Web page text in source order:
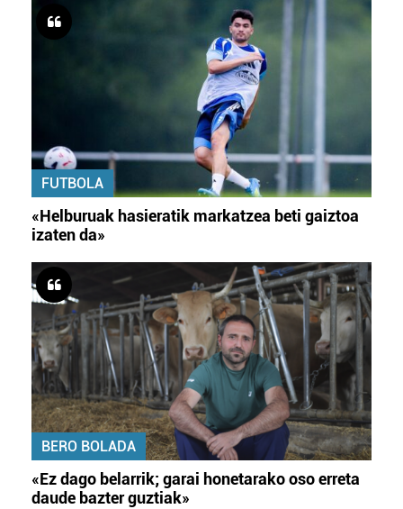
FUTBOLA
«Helburuak hasieratik markatzea beti gaiztoa
izaten da»
BERO BOLADA
«Ez dago belarrik; garai honetarako oso erreta
daude bazter guztiak»